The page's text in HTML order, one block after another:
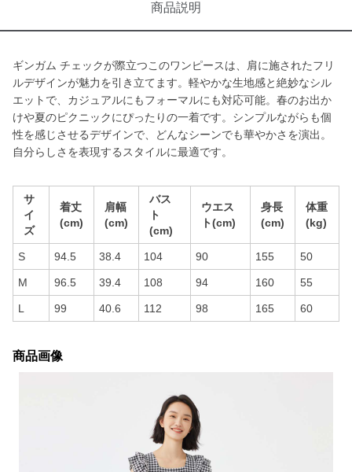
商品説明
ギンガム チェックが際立つこのワンピースは、肩に施されたフリ
ルデザインが魅力を引き立てます。軽やかな生地感と絶妙なシル
エットで、カジュアルにもフォーマルにも対応可能。春のお出か
けや夏のピクニックにぴったりの一着です。シンプルながらも個
性を感じさせるデザインで、どんなシーンでも華やかさを演出。
自分らしさを表現するスタイルに最適です。
サ
イ
ズ
着丈
(cm)
肩幅
(cm)
バス
ト
(cm)
ウエス
ト(cm)
身長
(cm)
体重
(kg)
S 94.5 38.4 104 90 155 50
M 96.5 39.4 108 94 160 55
L 99 40.6 112 98 165 60
商品画像